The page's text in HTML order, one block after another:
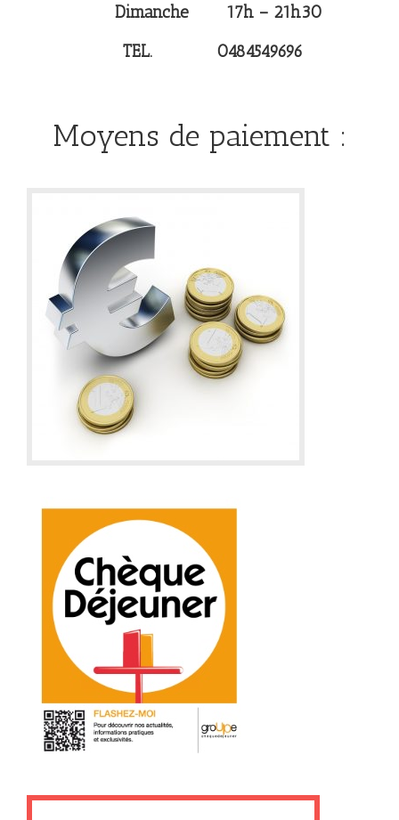
Dimanche 17h – 21h30
TEL. 0484549696
Moyens de paiement :